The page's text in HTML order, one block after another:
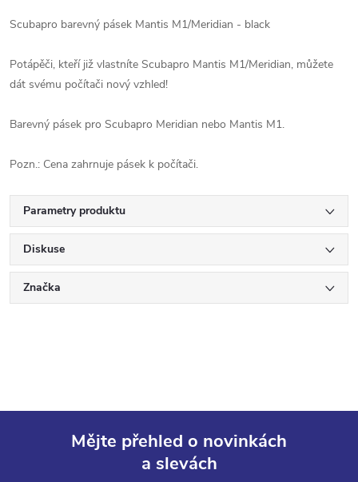
Scubapro barevný pásek Mantis M1/Meridian - black
Potápěči, kteří již vlastníte Scubapro Mantis M1/Meridian, můžete
dát svému počítači nový vzhled!
Barevný pásek pro Scubapro Meridian nebo Mantis M1.
Pozn.: Cena zahrnuje pásek k počítači.
Parametry produktu
Diskuse
Značka
Mějte přehled o novinkách
a slevách